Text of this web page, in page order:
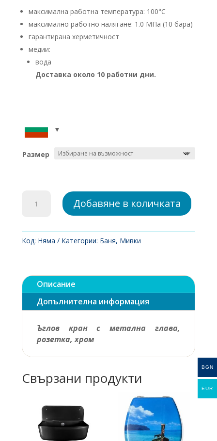
9,51 лв.
through
9,74 лв.
максимална работна температура: 100°C
максимално работно налягане: 1.0 МПа (10 бара)
гарантирана херметичност
медии:
вода
Доставка около 10 работни дни.
Размер
с
розетка,
хром
Добавяне в количката
Код: Няма Категории: Баня, Мивки
Описание
Допълнителна информация
Ъглов кран с метална глава,
розетка, хром
Свързани продукти
BGN
EUR